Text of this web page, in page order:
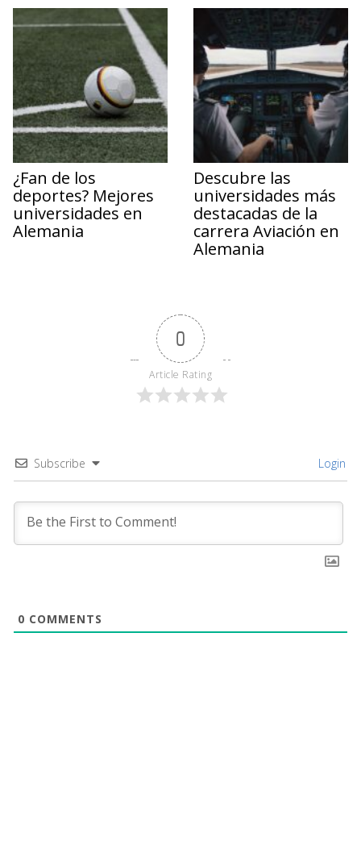
¿Fan de los
deportes? Mejores
universidades en
Alemania
Descubre las
universidades más
destacadas de la
carrera Aviación en
Alemania
0
Article Rating
Subscribe Login
0 COMMENTS